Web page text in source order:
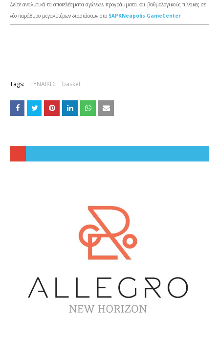
Δείτε αναλυτικά τα αποτελέσματα αγώνων, προγράμματα και βαθμολογικούς πίνακες σε
νέο παράθυρο μεγαλυτέρων διαστάσεων στο SAPKNeapolis GameCenter
Tags: ΓΥΝΑΙΚΕΣ basket